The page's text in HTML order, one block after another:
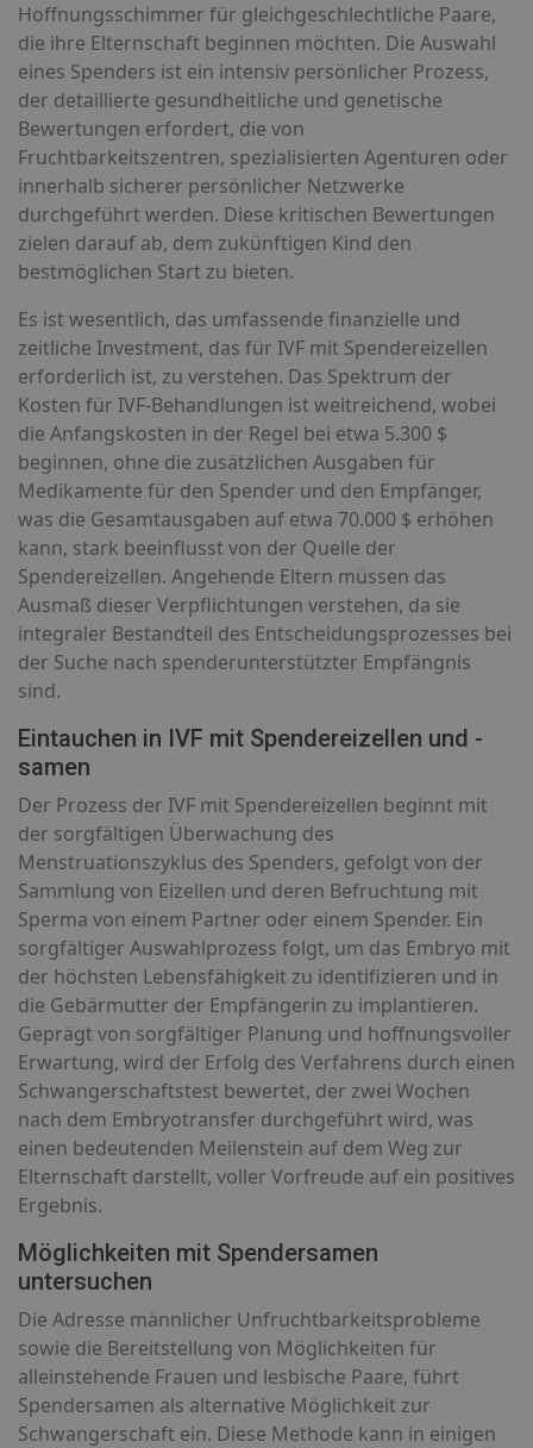
Hoffnungsschimmer für gleichgeschlechtliche Paare,
die ihre Elternschaft beginnen möchten. Die Auswahl
eines Spenders ist ein intensiv persönlicher Prozess,
der detaillierte gesundheitliche und genetische
Bewertungen erfordert, die von
Fruchtbarkeitszentren, spezialisierten Agenturen oder
innerhalb sicherer persönlicher Netzwerke
durchgeführt werden. Diese kritischen Bewertungen
zielen darauf ab, dem zukünftigen Kind den
bestmöglichen Start zu bieten.
Es ist wesentlich, das umfassende finanzielle und
zeitliche Investment, das für IVF mit Spendereizellen
erforderlich ist, zu verstehen. Das Spektrum der
Kosten für IVF-Behandlungen ist weitreichend, wobei
die Anfangskosten in der Regel bei etwa 5.300 $
beginnen, ohne die zusätzlichen Ausgaben für
Medikamente für den Spender und den Empfänger,
was die Gesamtausgaben auf etwa 70.000 $ erhöhen
kann, stark beeinflusst von der Quelle der
Spendereizellen. Angehende Eltern müssen das
Ausmaß dieser Verpflichtungen verstehen, da sie
integraler Bestandteil des Entscheidungsprozesses bei
der Suche nach spenderunterstützter Empfängnis
sind.
Eintauchen in IVF mit Spendereizellen und -
samen
Der Prozess der IVF mit Spendereizellen beginnt mit
der sorgfältigen Überwachung des
Menstruationszyklus des Spenders, gefolgt von der
Sammlung von Eizellen und deren Befruchtung mit
Sperma von einem Partner oder einem Spender. Ein
sorgfältiger Auswahlprozess folgt, um das Embryo mit
der höchsten Lebensfähigkeit zu identifizieren und in
die Gebärmutter der Empfängerin zu implantieren.
Geprägt von sorgfältiger Planung und hoffnungsvoller
Erwartung, wird der Erfolg des Verfahrens durch einen
Schwangerschaftstest bewertet, der zwei Wochen
nach dem Embryotransfer durchgeführt wird, was
einen bedeutenden Meilenstein auf dem Weg zur
Elternschaft darstellt, voller Vorfreude auf ein positives
Ergebnis.
Möglichkeiten mit Spendersamen
untersuchen
Die Adresse männlicher Unfruchtbarkeitsprobleme
sowie die Bereitstellung von Möglichkeiten für
alleinstehende Frauen und lesbische Paare, führt
Spendersamen als alternative Möglichkeit zur
Schwangerschaft ein. Diese Methode kann in einigen